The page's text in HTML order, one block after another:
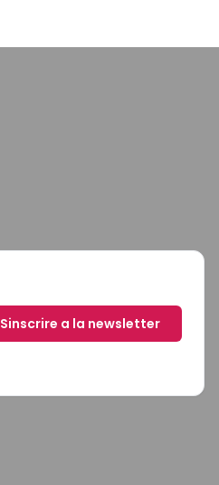
Sinscrire a la newsletter